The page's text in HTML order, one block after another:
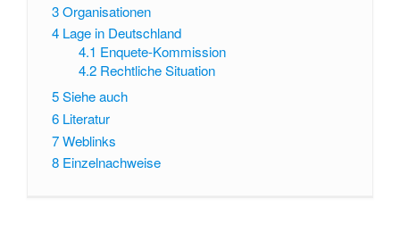
3Organisationen
4 Lage in Deutschland
4.1 Enquete-Kommission
4.2 Rechtliche Situation
5Siehe auch
6 Literatur
7Weblinks
8 Einzelnachweise